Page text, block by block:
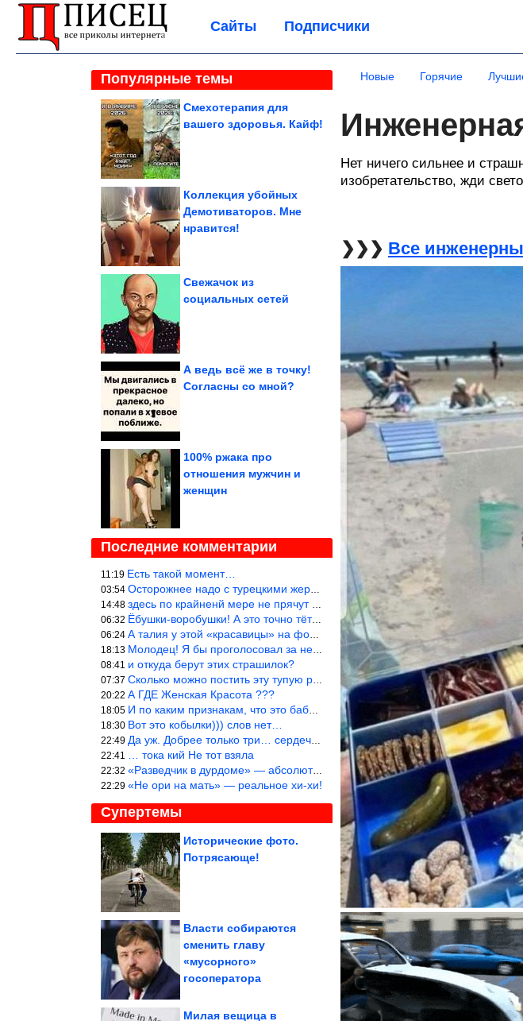
Сайты Подписчики
Популярные темы
Смехотерапия для
вашего здоровья. Кайф!
Коллекция убойных
Демотиваторов. Мне
нравится!
Свежачок из
социальных сетей
А ведь всё же в точку!
Согласны со мной?
100% ржака про
отношения мужчин и
женщин
Последние комментарии
11:19 Есть такой момент…
03:54 Осторожнее надо с турецкими жеребцами!
14:48 здесь по крайненй мере не прячут внутренее а выставляют напоказ,
06:32 Ёбушки-воробушки! А это точно тётки?! Кроме слов Любэ «ты агрега
06:24 А талия у этой «красавицы» на фото в красном белье где?!)))
18:13 Молодец! Я бы проголосовал за нее, чем, например, за Терешкову!
08:41 и откуда берут этих страшилок?
07:37 Сколько можно постить эту тупую рожу?
20:22 А ГДЕ Женская Красота ???
18:05 И по каким признакам, что это баба? И какой мужик к ней приблизи
18:30 Вот это кобылки))) слов нет…
22:49 Да уж. Добрее только три… сердечка!
22:41 … тока кий Не тот взяла
22:32 «Разведчик в дурдоме» — абсолютное попадание!
22:29 «Не ори на мать» — реальное хи-хи!
Супертемы
Исторические фото.
Потрясающе!
Что съесть после 18:00,
Власти собираются
cменить главу
«мусорного»
госоператора
Милая вещица в
Новые Горячие
Нет ничего сильнее и
изобретательство, жди
❯❯❯ Все